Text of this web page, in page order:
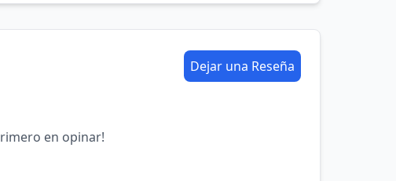
Dejar una Reseña
en opinar!